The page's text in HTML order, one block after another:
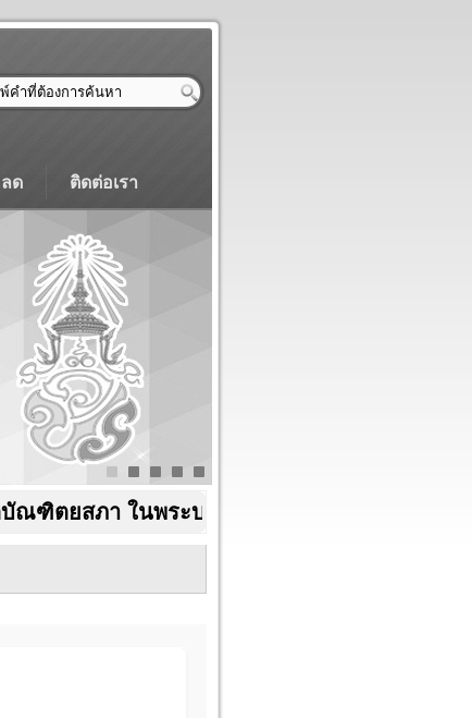
ด ติดต่อเรา
ยสภา ในพระบรมราชูปถัมภ์ สามัญสมาชิกแล